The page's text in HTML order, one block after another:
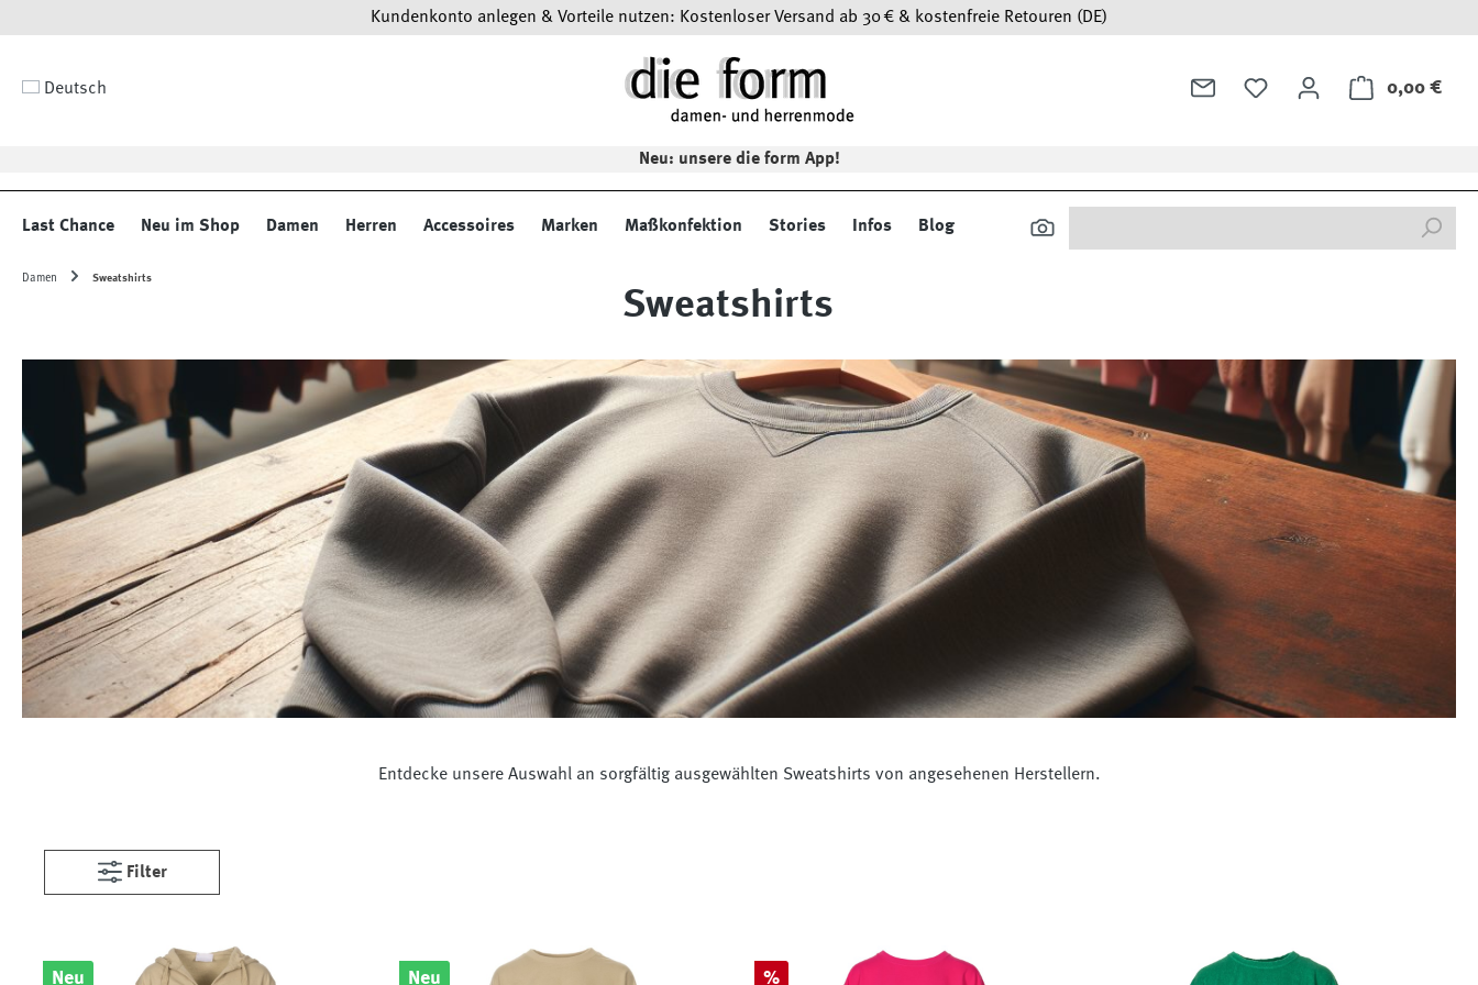
Kundenkonto anlegen & Vorteile nutzen: Kostenloser Versand ab 30 € & kostenfreie Retouren (DE)
Deutsch 0,00 €
Neu: unsere die form App!
Last Chance Neu im Shop Damen Herren Accessoires Marken Maßkonfektion Stories Infos Blog
Damen Sweatshirts
Sweatshirts
Entdecke unsere Auswahl an sorgfältig ausgewählten Sweatshirts von angesehenen Herstellern.
Filter
Neu Neu Rabatt
%